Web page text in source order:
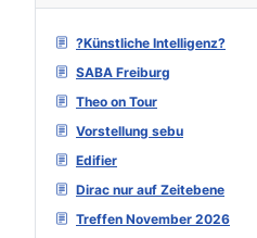
?Künstliche Intelligenz?
SABA Freiburg
Theo on Tour
Vorstellung sebu
Edifier
Dirac nur auf Zeitebene
Treffen November 2026